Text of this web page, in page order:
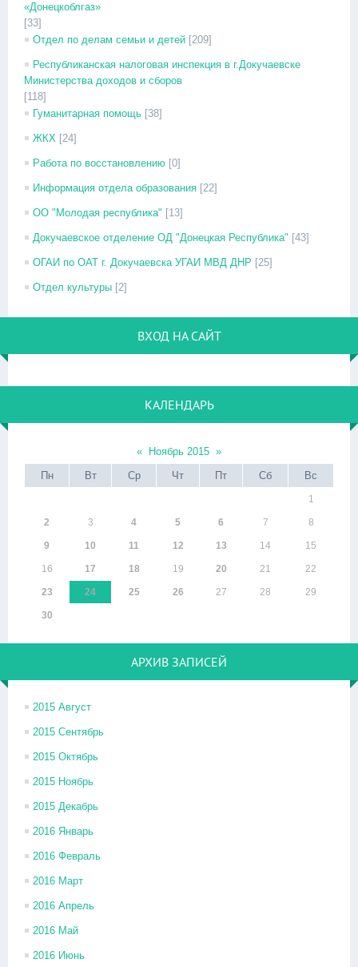
«Донецкоблгаз»
[33]
Отдел по делам семьи и детей [209]
Республиканская налоговая инспекция в г.Докучаевске
Министерства доходов и сборов
[118]
Гуманитарная помощь [38]
ЖКХ [24]
Работа по восстановлению [0]
Информация отдела образования [22]
ОО "Молодая республика" [13]
Докучаевское отделение ОД "Донецкая Республика" [43]
ОГАИ по ОАТ г. Докучаевска УГАИ МВД ДНР [25]
Отдел культуры [2]
ВХОД НА САЙТ
КАЛЕНДАРЬ
« Ноябрь 2015 »
Пн
Вт Ср Чт Пт Сб Вс
1
2 3 4 5 6 7 8
9 10 11 12 13 14 15
16 17 18 19 20 21 22
23 24 25 26 27 28 29
30
АРХИВ ЗАПИСЕЙ
2015 Август
2015 Сентябрь
2015 Октябрь
2015 Ноябрь
2015 Декабрь
2016 Январь
2016 Февраль
2016 Март
2016 Апрель
2016 Май
2016 Июнь